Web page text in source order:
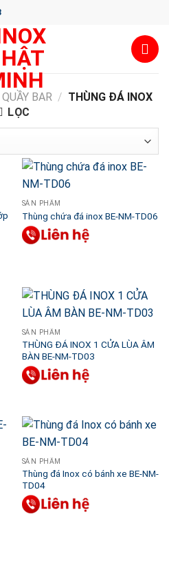
BAR / THÙNG ĐÁ INOX
LỌC
SẢN PHẨM
Thùng chứa đá inox BE-NM-TD06
SẢN PHẨM
THÙNG ĐÁ INOX 1 CỬA LÙA ÂM
BÀN BE-NM-TD03
SẢN PHẨM
Thùng đá Inox có bánh xe BE-NM-
TD04